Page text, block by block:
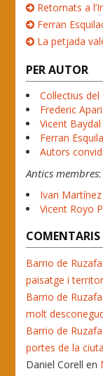
Retornats a
Ferran
La petjada
PER AUTOR
Col·lectius
Frederic
Vicent Baydal
Ferran
Autors
Antics membres:
Ivan
Vicent Royo
COMENTARIS
Barrio de Ruzafa
paisatge i
Barrio de Ruzafa
molt
Barrio de Ruzafa
portes de la
Daniel Corell en